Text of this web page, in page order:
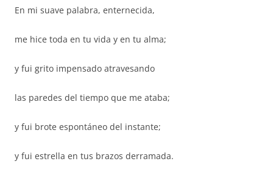
En mi suave palabra, enternecida,
me hice toda en tu vida y en tu alma;
y fui grito impensado atravesando
las paredes del tiempo que me ataba;
y fui brote espontáneo del instante;
y fui estrella en tus brazos derramada.